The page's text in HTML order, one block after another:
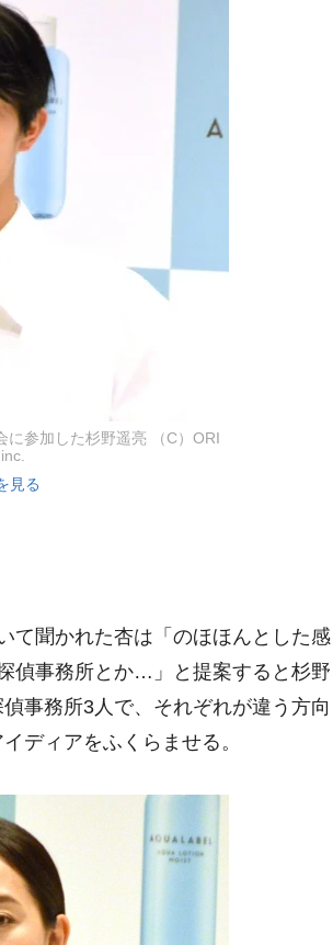
に参加した杉野遥亮 （C）ORI
見る
て聞かれた杏は「のほほんとした感
偵事務所とか…」と提案すると杉野
事務所3人で、それぞれが違う方向
ディアをふくらませる。